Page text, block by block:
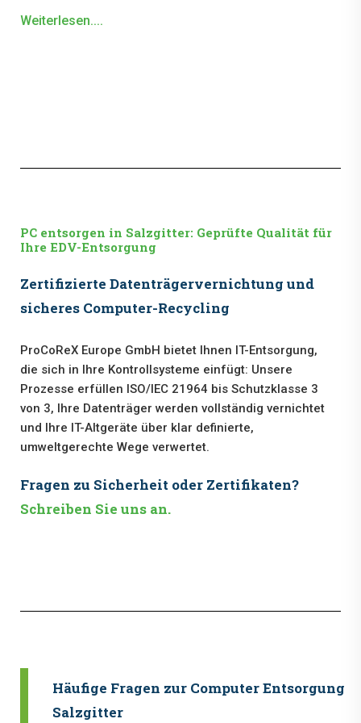
Weiterlesen....
PC entsorgen in Salzgitter: Geprüfte Qualität für
Ihre EDV-Entsorgung
Zertifizierte Datenträgervernichtung und
sicheres Computer-Recycling
ProCoReX Europe GmbH bietet Ihnen IT-Entsorgung,
die sich in Ihre Kontrollsysteme einfügt: Unsere
Prozesse erfüllen ISO/IEC 21964 bis Schutzklasse 3
von 3, Ihre Datenträger werden vollständig vernichtet
und Ihre IT-Altgeräte über klar definierte,
umweltgerechte Wege verwertet.
Fragen zu Sicherheit oder Zertifikaten?
Schreiben Sie uns an.
Häufige Fragen zur Computer Entsorgung
Salzgitter